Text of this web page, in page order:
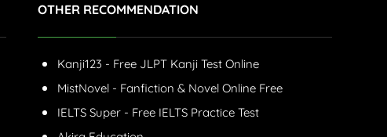
OTHER RECOMMENDATION
Kanji123 - Free JLPT Kanji Test Online
MistNovel - Fanfiction & Novel Online Free
IELTS Super - Free IELTS Practice Test